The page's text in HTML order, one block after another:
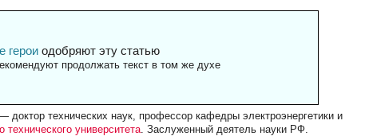
героиодобряют эту статью
продолжать текст в том же духе
доктор технических наук, профессор кафедры электроэнергетики и
технического университета. Заслуженный деятель науки РФ.